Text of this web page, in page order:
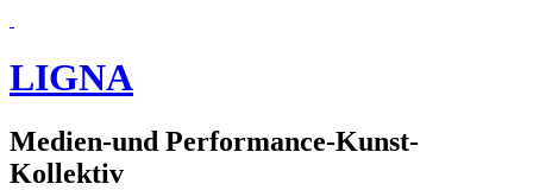
LIGNA
Medien-und Performance-Kunst-
Kollektiv